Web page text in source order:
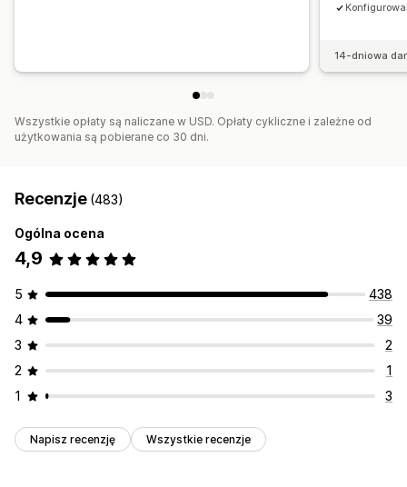
14-dniowa
Wszystkie opłaty są naliczane w USD. Opłaty cykliczne i zależne od
użytkowania są pobierane co 30 dni.
Recenzje (483)
Ogólna ocena
4,9
5
438
4
39
3
2
2
1
1
3
Napisz recenzję Wszystkie recenzje